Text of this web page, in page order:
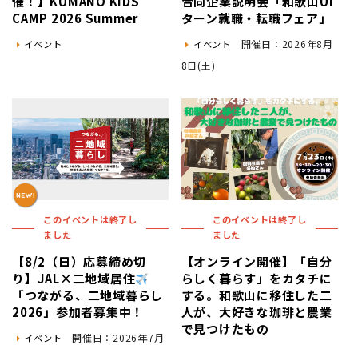
CAMP 2026 Summer
イベント
ターン就職・転職フェア」
イベント
開催日：2026年8月
8日(土)
このイベントは終了し
ました
【8/2（日）応募締め切
り】JAL×二地域居住
「つながる、二地域暮らし
2026」参加者募集中！
イベント
開催日：2026年7月
このイベントは終了し
ました
【オンライン開催】「自分
らしく暮らす」をカタチに
する。和歌山に移住した二
人が、大好きな珈琲と農業
で見つけたもの